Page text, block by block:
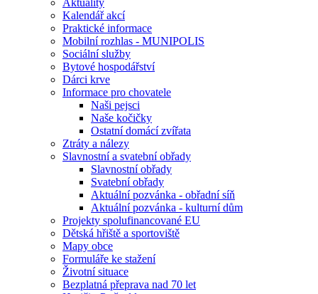
Aktuality
Kalendář akcí
Praktické informace
Mobilní rozhlas - MUNIPOLIS
Sociální služby
Bytové hospodářství
Dárci krve
Informace pro chovatele
Naši pejsci
Naše kočičky
Ostatní domácí zvířata
Ztráty a nálezy
Slavnostní a svatební obřady
Slavnostní obřady
Svatební obřady
Aktuální pozvánka - obřadní síň
Aktuální pozvánka - kulturní dům
Projekty spolufinancované EU
Dětská hřiště a sportoviště
Mapy obce
Formuláře ke stažení
Životní situace
Bezplatná přeprava nad 70 let